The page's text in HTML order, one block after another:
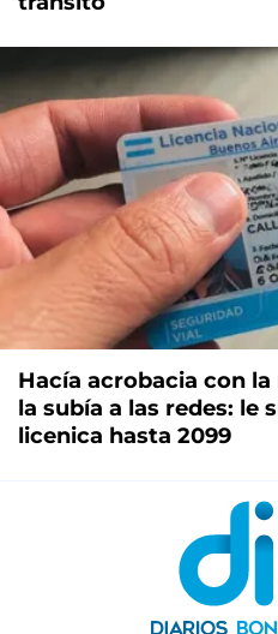
Hacía acrobacia con
la subía a las redes: le
licenica hasta 2099